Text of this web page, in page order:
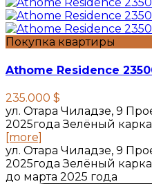
Покупка квартиры
Athome Residence
235.000 $
ул. Отара Чиладзе, 9
2025года Зелёный
[more]
ул. Отара Чиладзе, 9
2025года Зелёный
до марта 2025 года